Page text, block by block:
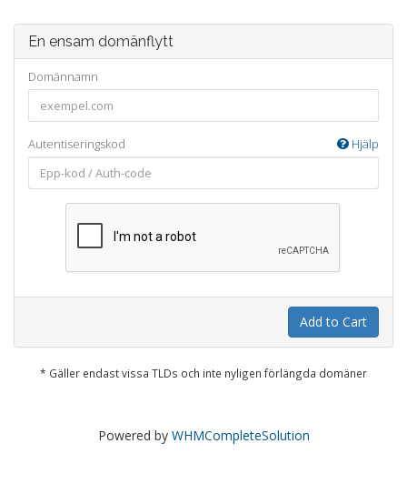
En ensam domänflytt
Domännamn
Autentiseringskod Hjälp
Add to Cart
* Gäller endast vissa TLDs och inte nyligen förlängda domäner
Powered by WHMCompleteSolution